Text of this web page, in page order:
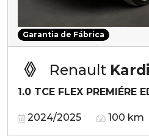
Garantia de Fábrica
Renault
1.0 TCE FLEX PREMIÉRE
2024/2025 100 km